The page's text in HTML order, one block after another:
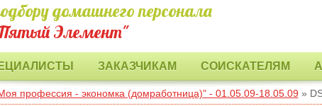
домашнего персонала
Элемент"
ЗАКАЗЧИКАМ СОИСКАТЕЛЯМ
профессия - экономка (домработница)" - 01.05.09-18.05.09 »